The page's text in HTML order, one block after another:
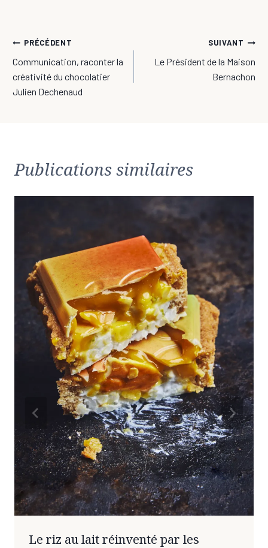
Navigation
de
l’article
PRÉCÉDENT
Communication, raconter la
créativité du chocolatier
Julien Dechenaud
SUIVANT
Le Président de la Maison
Bernachon
Publications similaires
Le riz au lait réinventé par les